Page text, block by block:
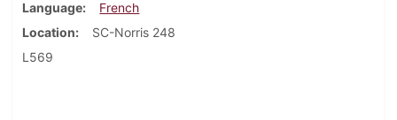
Language
French
Location
SC-Norris 248
L569